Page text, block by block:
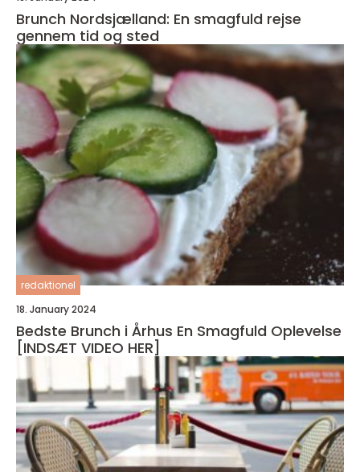
Brunch Nordsjælland: En smagfuld rejse
gennem tid og sted
redaktionel
18. January 2024
Bedste Brunch i Århus En Smagfuld Oplevelse
[INDSÆT VIDEO HER]